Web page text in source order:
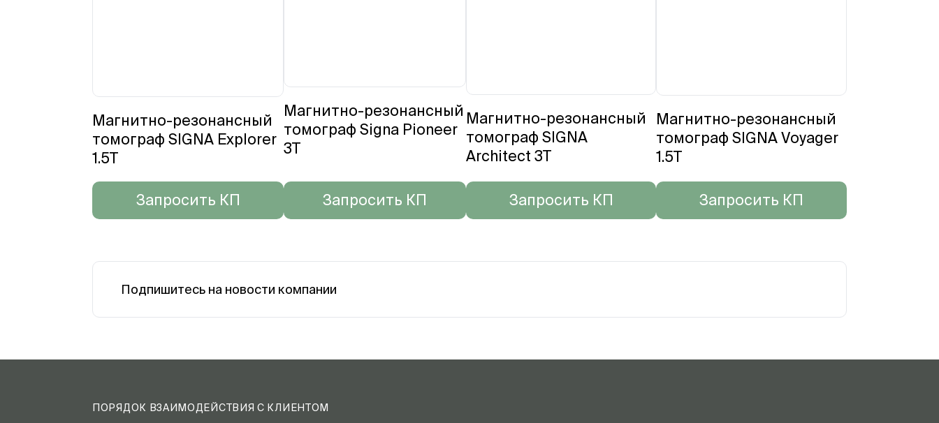
Магнитно-резонансный
томограф SIGNA Explorer
1.5Т
Запросить КП
Магнитно-резонансный
томограф Signa Pioneer
3T
Запросить КП
Магнитно-резонансный
томограф SIGNA
Architect 3T
Запросить КП
Магнитно-резонансный
томограф SIGNA Voyager
1.5T
Запросить КП
Подпишитесь на новости компании
ПОРЯДОК ВЗАИМОДЕЙСТВИЯ С КЛИЕНТОМ